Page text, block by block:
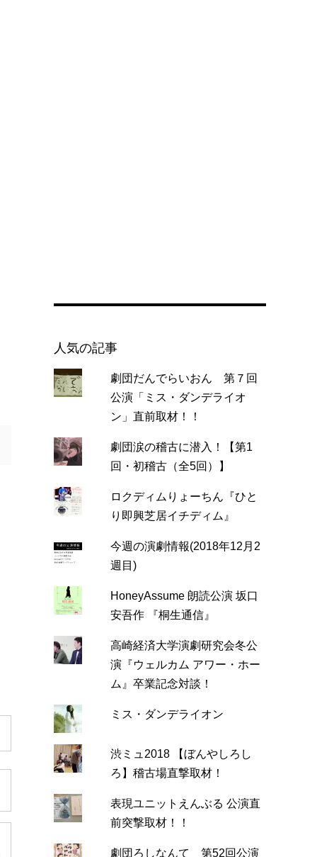
人気の記事
劇団だんでらいおん 第７回
公演「ミス・ダンデライオ
ン」直前取材！！
劇団涙の稽古に潜入！【第1
回・初稽古（全5回）】
ロクディムりょーちん『ひと
り即興芝居イチディム』
今週の演劇情報(2018年12月2
週目)
HoneyAssume 朗読公演 坂口
安吾作 『桐生通信』
高崎経済大学演劇研究会冬公
演『ウェルカム アワー・ホー
ム』卒業記念対談！
ミス・ダンデライオン
渋ミュ2018 【ぼんやしろし
ろ】稽古場直撃取材！
表現ユニットえんぶる 公演直
前突撃取材！！
劇団ろしなんて 第52回公演